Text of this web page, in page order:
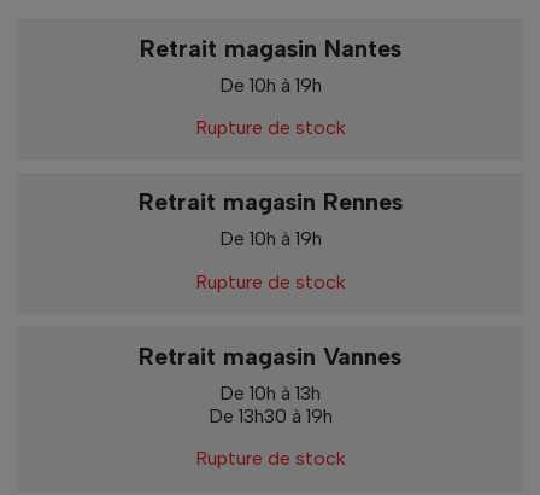
Retrait magasin Nantes
De 10h à 19h
Rupture de stock
Retrait magasin Rennes
De 10h à 19h
Rupture de stock
Retrait magasin Vannes
De 10h à 13h
De 13h30 à 19h
Rupture de stock